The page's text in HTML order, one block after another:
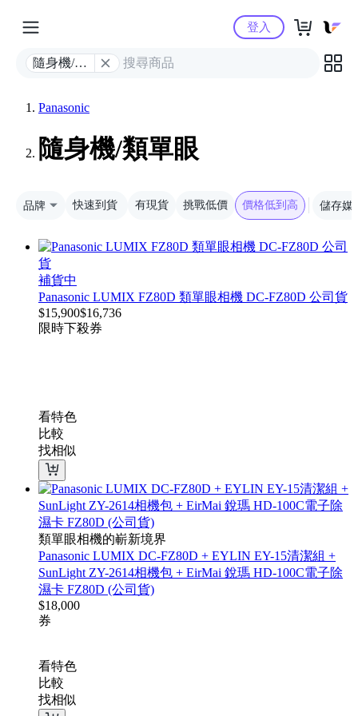
Yahoo購物中心
隨身機/類
登入
Panasonic
隨身機/類單眼
品牌 快速到貨 有現貨 挑戰低價 價格低到高 儲存媒
補貨中
Panasonic LUMIX FZ80D 類單眼相機 DC-FZ80D 公司貨
$15,900$16,736
限時下殺券
看特色
比較
找相似
類單眼相機的嶄新境界
Panasonic LUMIX DC-FZ80D + EYLIN EY-15清潔組 +
SunLight ZY-2614相機包 + EirMai 銳瑪 HD-100C電子除
濕卡 FZ80D (公司貨)
$18,000
券
看特色
比較
找相似